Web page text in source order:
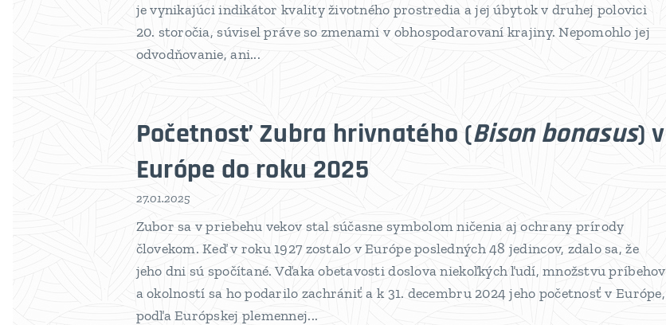
je vynikajúci indikátor kvality životného prostredia a jej úbytok v druhej polovici
20. storočia, súvisel práve so zmenami v obhospodarovaní krajiny. Nepomohlo jej
odvodňovanie, ani...
Početnosť Zubra hrivnatého (Bison bonasus) v
Európe do roku 2025
27.01.2025
Zubor sa v priebehu vekov stal súčasne symbolom ničenia aj ochrany prírody
človekom. Keď v roku 1927 zostalo v Európe posledných 48 jedincov, zdalo sa, že
jeho dni sú spočítané. Vďaka obetavosti doslova niekoľkých ľudí, množstvu príbehov
a okolností sa ho podarilo zachrániť a k 31. decembru 2024 jeho početnosť v Európe,
podľa Európskej plemennej...